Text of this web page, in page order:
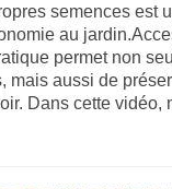
semences est
au
permet non
mais aussi de
Dans cette vidéo,